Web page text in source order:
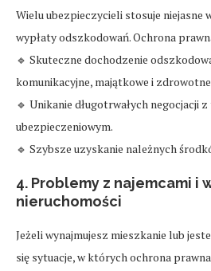
Wielu ubezpieczycieli stosuje niejasne
wypłaty odszkodowań. Ochrona
🔹 Skuteczne dochodzenie
komunikacyjne, majątkowe i
🔹 Unikanie długotrwałych negocjacji
ubezpieczeniowym.
🔹 Szybsze uzyskanie należnych
4. Problemy z najemcami i
nieruchomości
Jeżeli wynajmujesz mieszkanie lub
się sytuacje, w których ochrona